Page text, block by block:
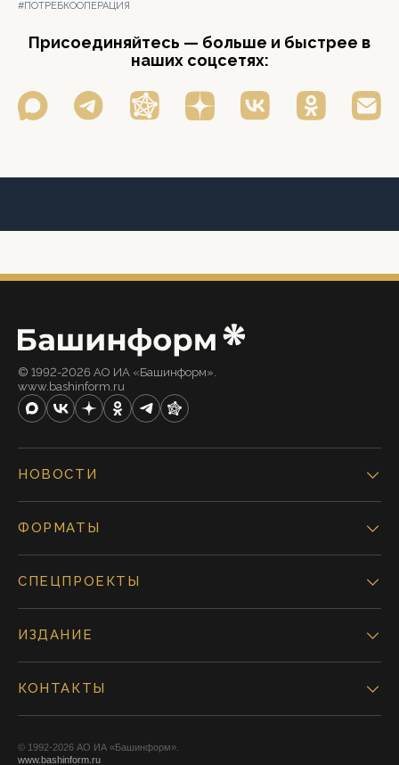
#ПОТРЕБКООПЕРАЦИЯ
Присоединяйтесь — больше и быстрее в
наших соцсетях:
© 1992-2026 АО ИА «Башинформ».
www.bashinform.ru
НОВОСТИ
ФОРМАТЫ
СПЕЦПРОЕКТЫ
ИЗДАНИЕ
КОНТАКТЫ
© 1992-2026 АО ИА «Башинформ».
www.bashinform.ru